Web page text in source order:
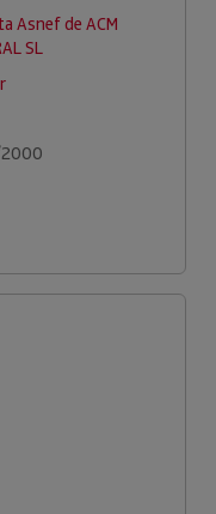
Asnef de ACM
SL